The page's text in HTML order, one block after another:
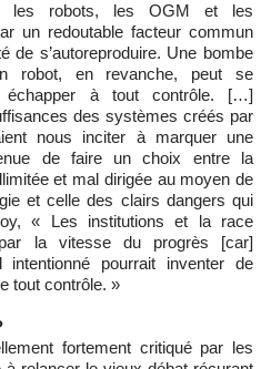
les robots, les OGM et les
un redoutable facteur commun
de s’autoreproduire. Une bombe
robot, en revanche, peut se
échapper à tout contrôle. […]
des systèmes créés par
nous inciter à marquer une
de faire un choix entre la
et mal dirigée au moyen de
et celle des clairs dangers qui
« Les institutions et la race
la vitesse du progrès [car]
intentionné pourrait inventer de
tout contrôle. »
fortement critiqué par les